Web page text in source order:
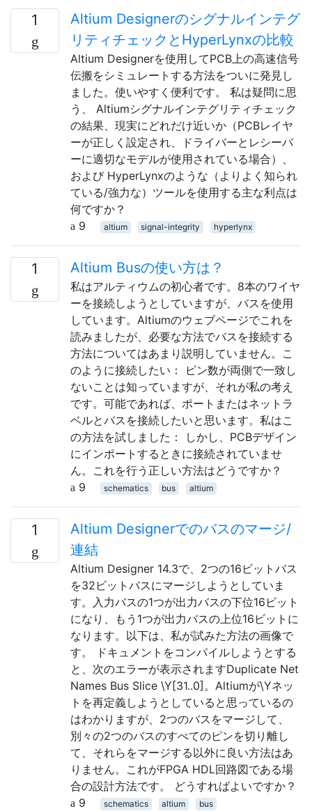
1
Altium Designerのシグナルインテグ
リティチェックとHyperLynxの比較
Altium Designerを使用してPCB上の高速信号
伝搬をシミュレートする方法をついに発見し
ました。使いやすく便利です。 私は疑問に思
う、 Altiumシグナルインテグリティチェック
の結果、現実にどれだけ近いか（PCBレイヤ
ーが正しく設定され、ドライバーとレシーバ
ーに適切なモデルが使用されている場合）、
および HyperLynxのような（よりよく知られ
ている/強力な）ツールを使用する主な利点は
何ですか？
9
altium signal-integrity hyperlynx
1 Altium Busの使い方は？
私はアルティウムの初心者です。8本のワイヤ
ーを接続しようとしていますが、バスを使用
しています。Altiumのウェブページでこれを
読みましたが、必要な方法でバスを接続する
方法についてはあまり説明していません。こ
のように接続したい： ピン数が両側で一致し
ないことは知っていますが、それが私の考え
です。可能であれば、ポートまたはネットラ
ベルとバスを接続したいと思います。私はこ
の方法を試しました： しかし、PCBデザイン
にインポートするときに接続されていませ
ん。これを行う正しい方法はどうですか？
9
schematics bus altium
1
Altium Designerでのバスのマージ/
連結
Altium Designer 14.3で、2つの16ビットバス
を32ビットバスにマージしようとしていま
す。入力バスの1つが出力バスの下位16ビット
になり、もう1つが出力バスの上位16ビットに
なります。以下は、私が試みた方法の画像で
す。 ドキュメントをコンパイルしようとする
と、次のエラーが表示されますDuplicate Net
Names Bus Slice \Y[31..0]。Altiumが\Yネッ
トを再定義しようとしていると思っているの
はわかりますが、2つのバスをマージして、
別々の2つのバスのすべてのピンを切り離し
て、それらをマージする以外に良い方法はあ
りません。これがFPGA HDL回路図である場
合の設計方法です。 どうすればよいですか？
9
schematics altium bus